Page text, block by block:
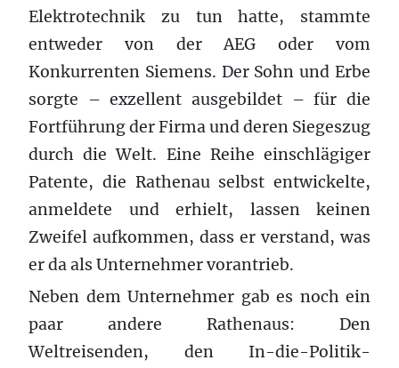
Elektrotechnik zu tun hatte, stammte
entweder von der AEG oder vom
Konkurrenten Siemens. Der Sohn und Erbe
sorgte – exzellent ausgebildet – für die
Fortführung der Firma und deren Siegeszug
durch die Welt. Eine Reihe einschlägiger
Patente, die Rathenau selbst entwickelte,
anmeldete und erhielt, lassen keinen
Zweifel aufkommen, dass er verstand, was
er da als Unternehmer vorantrieb.
Neben dem Unternehmer gab es noch ein
paar andere Rathenaus: Den
Weltreisenden, den In-die-Politik-